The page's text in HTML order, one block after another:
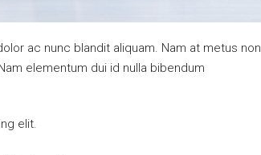
ac nunc blandit aliquam. Nam at metus non
elementum dui id nulla bibendum
elit.